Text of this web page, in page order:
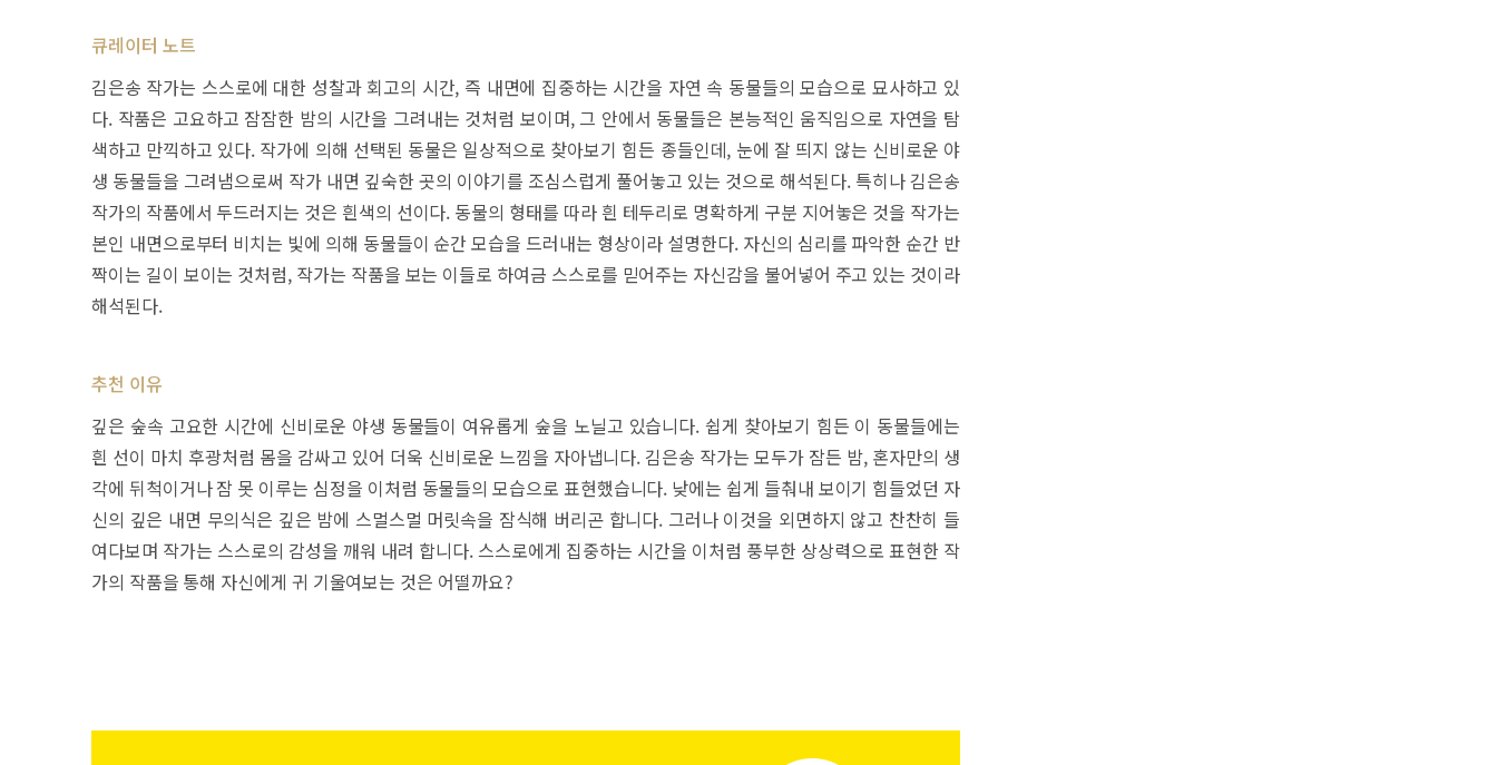
큐레이터 노트
김은송 작가는 스스로에 대한 성찰과 회고의 시간, 즉 내면에 집중하는 시간을 자연 속 동물들의 모습으로 묘사하고 있
다. 작품은 고요하고 잠잠한 밤의 시간을 그려내는 것처럼 보이며, 그 안에서 동물들은 본능적인 움직임으로 자연을 탐
색하고 만끽하고 있다. 작가에 의해 선택된 동물은 일상적으로 찾아보기 힘든 종들인데, 눈에 잘 띄지 않는 신비로운 야
생 동물들을 그려냄으로써 작가 내면 깊숙한 곳의 이야기를 조심스럽게 풀어놓고 있는 것으로 해석된다. 특히나 김은송
작가의 작품에서 두드러지는 것은 흰색의 선이다. 동물의 형태를 따라 흰 테두리로 명확하게 구분 지어놓은 것을 작가는
본인 내면으로부터 비치는 빛에 의해 동물들이 순간 모습을 드러내는 형상이라 설명한다. 자신의 심리를 파악한 순간 반
짝이는 길이 보이는 것처럼, 작가는 작품을 보는 이들로 하여금 스스로를 믿어주는 자신감을 불어넣어 주고 있는 것이라
해석된다.
추천 이유
깊은 숲속 고요한 시간에 신비로운 야생 동물들이 여유롭게 숲을 노닐고 있습니다. 쉽게 찾아보기 힘든 이 동물들에는
흰 선이 마치 후광처럼 몸을 감싸고 있어 더욱 신비로운 느낌을 자아냅니다. 김은송 작가는 모두가 잠든 밤, 혼자만의 생
각에 뒤척이거나 잠 못 이루는 심정을 이처럼 동물들의 모습으로 표현했습니다. 낮에는 쉽게 들춰내 보이기 힘들었던 자
신의 깊은 내면 무의식은 깊은 밤에 스멀스멀 머릿속을 잠식해 버리곤 합니다. 그러나 이것을 외면하지 않고 찬찬히 들
여다보며 작가는 스스로의 감성을 깨워 내려 합니다. 스스로에게 집중하는 시간을 이처럼 풍부한 상상력으로 표현한 작
가의 작품을 통해 자신에게 귀 기울여보는 것은 어떨까요?